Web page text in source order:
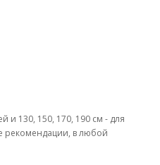
и 130, 150, 170, 190 см - для
рекомендации, в любой